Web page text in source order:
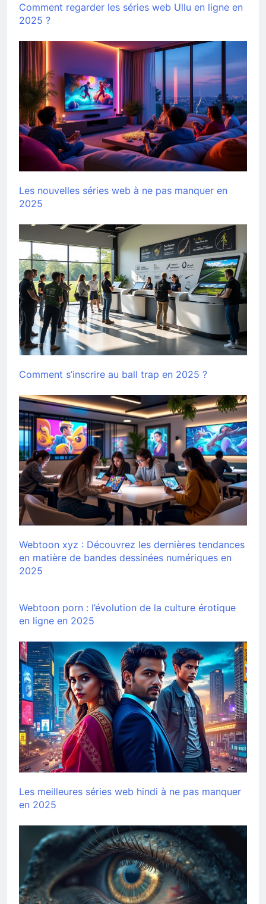
Comment regarder les séries web Ullu en ligne en
2025 ?
Les nouvelles séries web à ne pas manquer en
2025
Comment s’inscrire au ball trap en 2025 ?
Webtoon xyz : Découvrez les dernières tendances
en matière de bandes dessinées numériques en
2025
Webtoon porn : l’évolution de la culture érotique
en ligne en 2025
Les meilleures séries web hindi à ne pas manquer
en 2025